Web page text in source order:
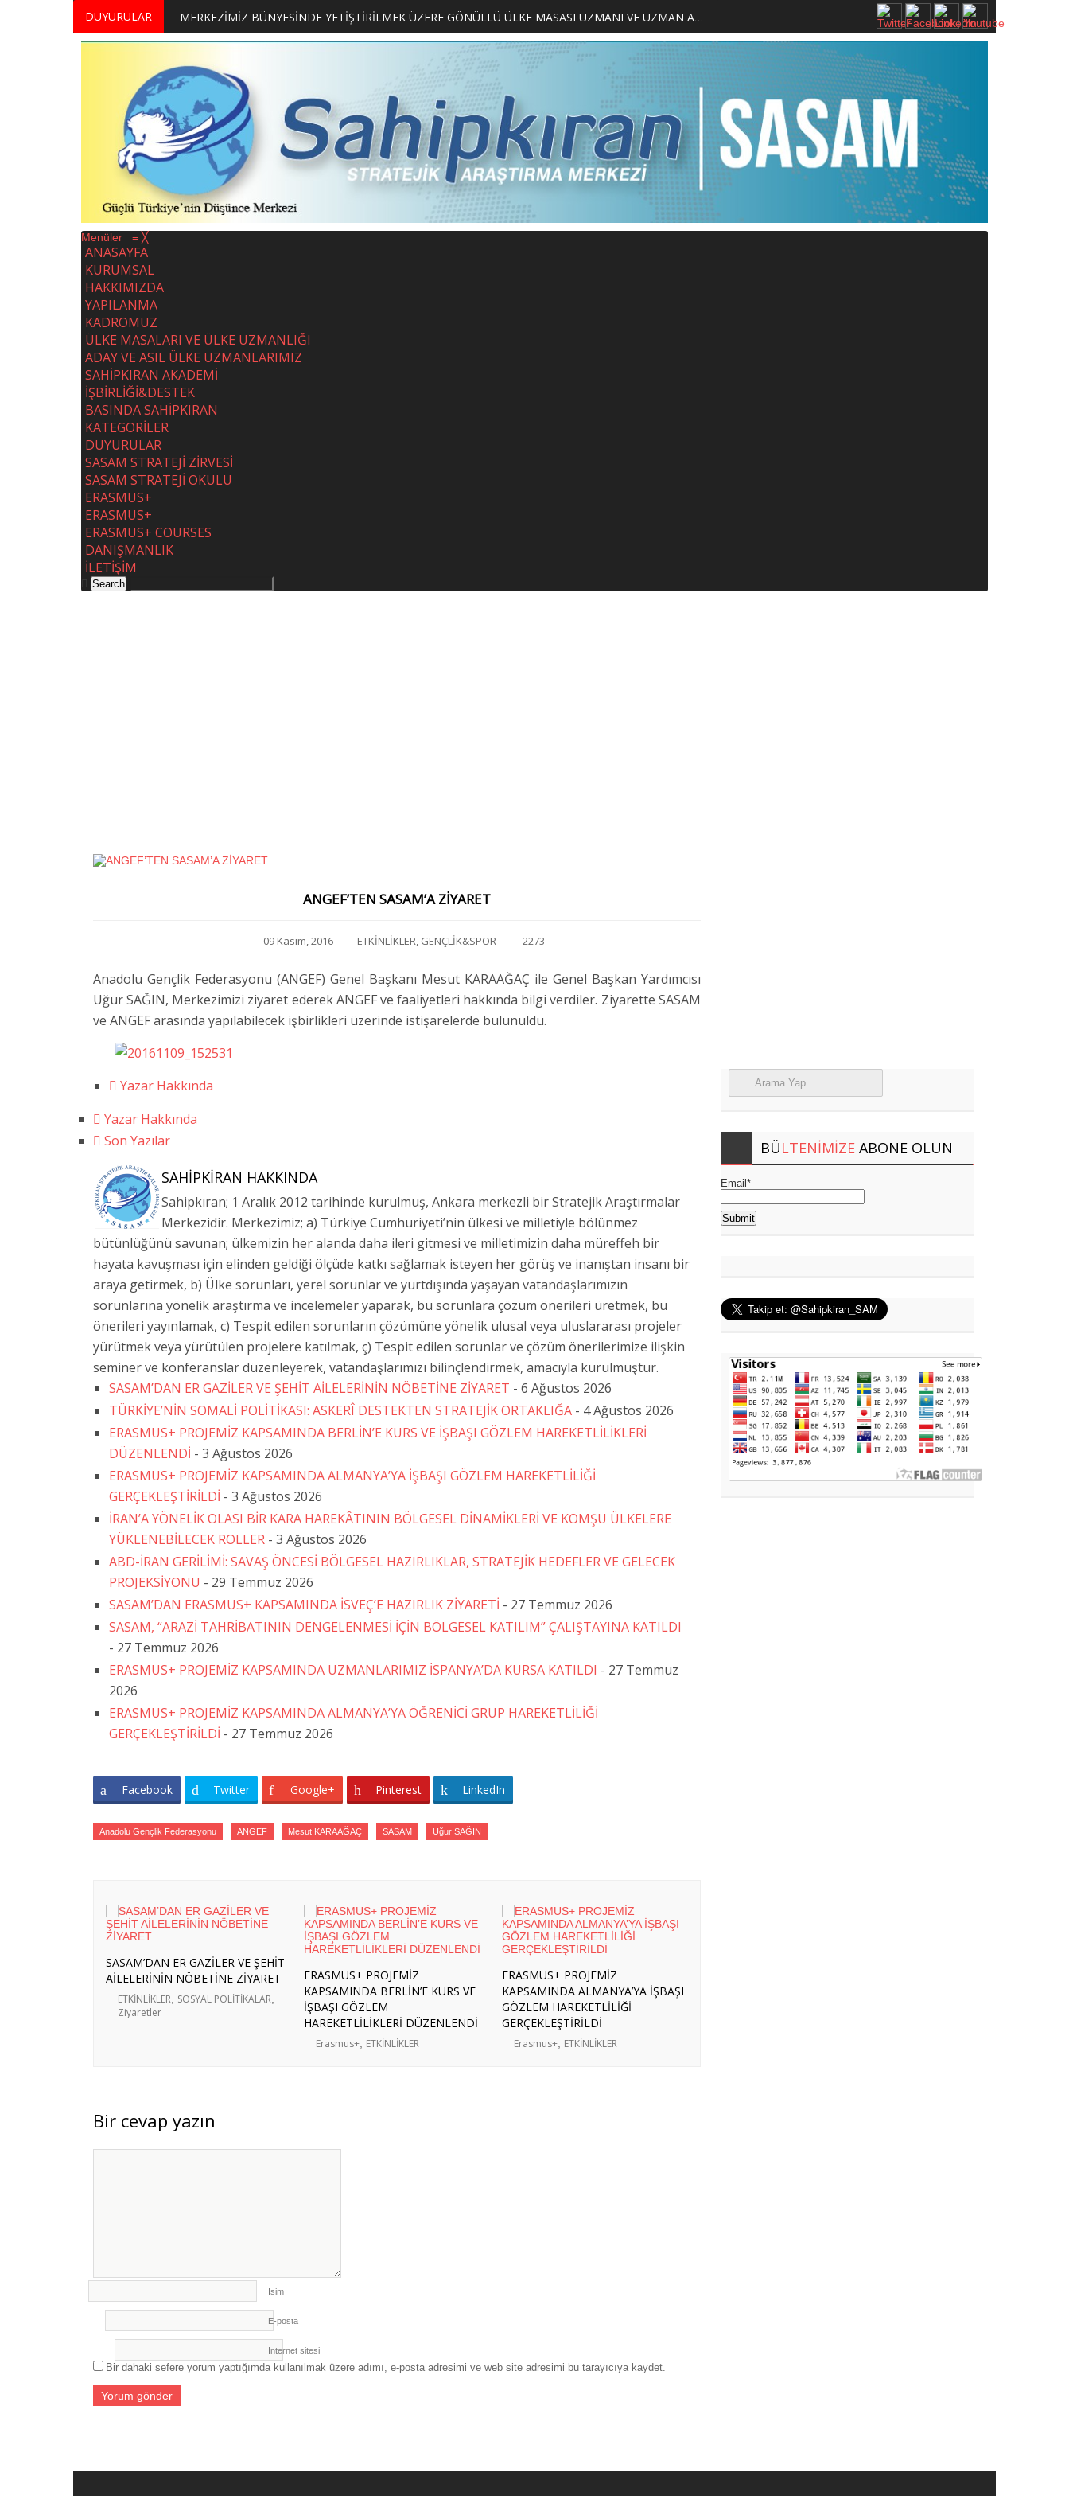
DUYURULAR
MERKEZİMİZ BÜNYESİNDE YETİŞTİRİLMEK ÜZERE GÖNÜLLÜ ÜLKE MASASI UZMANI VE UZMAN ADAYLARI ARIYORUZ 2. SASAM STRATEJİ ZİRVESİ KATILIMCILARI BELLİ OLDU
Menüler ≡ ╳
ANASAYFA
KURUMSAL
HAKKIMIZDA
YAPILANMA
KADROMUZ
ÜLKE MASALARI VE ÜLKE UZMANLIĞI
ADAY VE ASIL ÜLKE UZMANLARIMIZ
SAHİPKIRAN AKADEMİ
İŞBİRLİĞİ&DESTEK
BASINDA SAHİPKIRAN
KATEGORİLER
DUYURULAR
SASAM STRATEJİ ZİRVESİ
SASAM STRATEJİ OKULU
ERASMUS+
ERASMUS+
ERASMUS+ COURSES
DANIŞMANLIK
İLETİŞİM
ANGEF’TEN SASAM’A ZİYARET
09 Kasım, 2016 ETKİNLİKLER, GENÇLİK&SPOR 2273
Anadolu Gençlik Federasyonu (ANGEF) Genel Başkanı Mesut KARAAĞAÇ ile Genel Başkan Yardımcısı
Uğur SAĞIN, Merkezimizi ziyaret ederek ANGEF ve faaliyetleri hakkında bilgi verdiler. Ziyarette SASAM
ve ANGEF arasında yapılabilecek işbirlikleri üzerinde istişarelerde bulunuldu.
Yazar Hakkında
Yazar Hakkında
Son Yazılar
SAHIPKIRAN HAKKINDA
Sahipkıran; 1 Aralık 2012 tarihinde kurulmuş, Ankara merkezli bir Stratejik Araştırmalar
Merkezidir. Merkezimiz; a) Türkiye Cumhuriyeti’nin ülkesi ve milletiyle bölünmez
bütünlüğünü savunan; ülkemizin her alanda daha ileri gitmesi ve milletimizin daha müreffeh bir
hayata kavuşması için elinden geldiği ölçüde katkı sağlamak isteyen her görüş ve inanıştan insanı bir
araya getirmek, b) Ülke sorunları, yerel sorunlar ve yurtdışında yaşayan vatandaşlarımızın
sorunlarına yönelik araştırma ve incelemeler yaparak, bu sorunlara çözüm önerileri üretmek, bu
önerileri yayınlamak, c) Tespit edilen sorunların çözümüne yönelik ulusal veya uluslararası projeler
yürütmek veya yürütülen projelere katılmak, ç) Tespit edilen sorunlar ve çözüm önerilerimize ilişkin
seminer ve konferanslar düzenleyerek, vatandaşlarımızı bilinçlendirmek, amacıyla kurulmuştur.
SASAM’DAN ER GAZİLER VE ŞEHİT AİLELERİNİN NÖBETİNE ZİYARET - 6 Ağustos 2026
TÜRKİYE’NİN SOMALİ POLİTİKASI: ASKERÎ DESTEKTEN STRATEJİK ORTAKLIĞA - 4 Ağustos 2026
ERASMUS+ PROJEMİZ KAPSAMINDA BERLİN’E KURS VE İŞBAŞI GÖZLEM HAREKETLİLİKLERİ
DÜZENLENDİ - 3 Ağustos 2026
ERASMUS+ PROJEMİZ KAPSAMINDA ALMANYA’YA İŞBAŞI GÖZLEM HAREKETLİLİĞİ
GERÇEKLEŞTİRİLDİ - 3 Ağustos 2026
İRAN’A YÖNELİK OLASI BİR KARA HAREKÂTININ BÖLGESEL DİNAMİKLERİ VE KOMŞU ÜLKELERE
YÜKLENEBİLECEK ROLLER - 3 Ağustos 2026
ABD-İRAN GERİLİMİ: SAVAŞ ÖNCESİ BÖLGESEL HAZIRLIKLAR, STRATEJİK HEDEFLER VE GELECEK
PROJEKSİYONU - 29 Temmuz 2026
SASAM’DAN ERASMUS+ KAPSAMINDA İSVEÇ’E HAZIRLIK ZİYARETİ - 27 Temmuz 2026
SASAM, “ARAZİ TAHRİBATININ DENGELENMESİ İÇİN BÖLGESEL KATILIM” ÇALIŞTAYINA KATILDI
- 27 Temmuz 2026
ERASMUS+ PROJEMİZ KAPSAMINDA UZMANLARIMIZ İSPANYA’DA KURSA KATILDI - 27 Temmuz
2026
ERASMUS+ PROJEMİZ KAPSAMINDA ALMANYA’YA ÖĞRENİCİ GRUP HAREKETLİLİĞİ
GERÇEKLEŞTİRİLDİ - 27 Temmuz 2026
Facebook Twitter Google+ Pinterest LinkedIn
Anadolu Gençlik Federasyonu ANGEF Mesut KARAAĞAÇ SASAM Uğur SAĞIN
SASAM’DAN ER GAZİLER VE ŞEHİT
AİLELERİNİN NÖBETİNE ZİYARET
ETKİNLİKLER SOSYAL POLİTİKALAR
Ziyaretler
ERASMUS+ PROJEMİZ
KAPSAMINDA BERLİN’E KURS VE
İŞBAŞI GÖZLEM
HAREKETLİLİKLERİ DÜZENLENDİ
Erasmus+, ETKİNLİKLER
ERASMUS+ PROJEMİZ
KAPSAMINDA ALMANYA’YA İŞBAŞI
GÖZLEM HAREKETLİLİĞİ
GERÇEKLEŞTİRİLDİ
Erasmus+, ETKİNLİKLER
Bir cevap yazın
İsim
E-posta
İnternet sitesi
Bir dahaki sefere yorum yaptığımda kullanılmak üzere adımı, e-posta adresimi ve web site adresimi bu tarayıcıya kaydet.
BÜLTENIMIZE ABONE OLUN
Email*